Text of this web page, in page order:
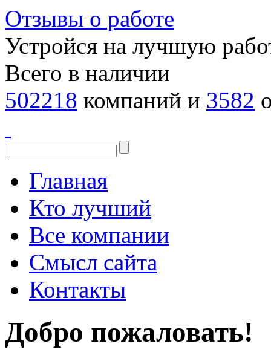
Отзывы о работе
Устройся на лучшую
Всего в наличии
502218 компаний и 3582
Главная
Кто лучший
Все компании
Смысл сайта
Контакты
Добро пожаловать!